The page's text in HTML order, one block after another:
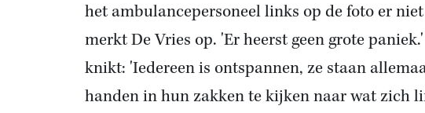
het ambulancepersoneel links op de foto er
merkt De Vries op. 'Er heerst geen grote
knikt: 'Iedereen is ontspannen, ze staan
handen in hun zakken te kijken naar wat zich